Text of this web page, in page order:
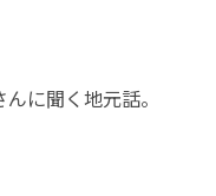
に聞く地元話。